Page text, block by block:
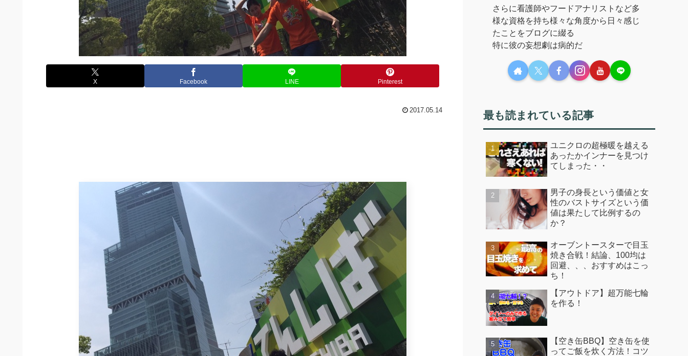
X Facebook LINE Pinterest
2017.05.14
さらに看護師やフードアナリストなど多
様な資格を持ち様々な角度から日々感じ
たことをブログに綴る
特に彼の妄想劇は病的だ
最も読まれている記事
ユニクロの超極暖を越える
あったかインナーを見つけ
てしまった・・
男子の身長という価値と女
性のバストサイズという価
値は果たして比例するの
か？
オーブントースターで目玉
焼き合戦！結論、100均は
回避、、、おすすめはこっ
ち！
【アウトドア】超万能七輪
を作る！
【空き缶BBQ】空き缶を使
ってご飯を炊く方法！コツ